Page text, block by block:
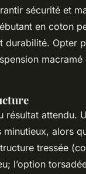
sécurité et
en coton
durabilité. Opter
résultat attendu.
alors
tressée
l’option